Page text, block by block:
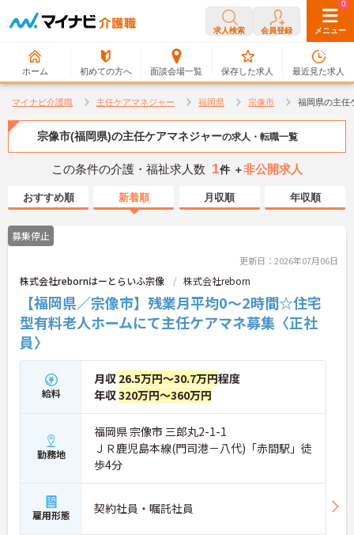
求人検索 会員登録 メニュー
ホーム 初めての方へ 面談会場一覧
0
保存した求人
0
最近見た求人
マイナビ介護職 主任ケアマネジャー 福岡県 宗像市 福岡県の主任
宗像市(福岡県)の主任ケアマネジャーの求人・転職一覧
この条件の介護・福祉求人数 1件 ＋非公開求人
おすすめ順 新着順 月収順 年収順
募集停止
更新日：2026年07月06日
株式会社rebornはーとらいふ宗像 株式会社reborn
【福岡県／宗像市】残業月平均0～2時間☆住宅
型有料老人ホームにて主任ケアマネ募集〈正社
員〉
給料
月収 26.5万円～30.7万円程度
年収320万円～360万円
勤務地
福岡県 宗像市 三郎丸2-1-1
ＪＲ鹿児島本線(門司港－八代)「赤間駅」徒
歩4分
雇用形態 契約社員・嘱託社員